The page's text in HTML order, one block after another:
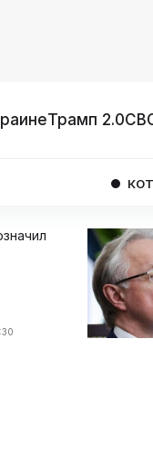
Трамп 2.0
КОТИРОВКИ